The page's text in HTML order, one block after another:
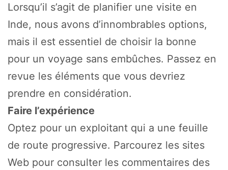
Lorsqu’il s’agit de planifier une visite en
Inde, nous avons d’innombrables options,
mais il est essentiel de choisir la bonne
pour un voyage sans embûches. Passez en
revue les éléments que vous devriez
prendre en considération.
Faire l’expérience
Optez pour un exploitant qui a une feuille
de route progressive. Parcourez les sites
Web pour consulter les commentaires des